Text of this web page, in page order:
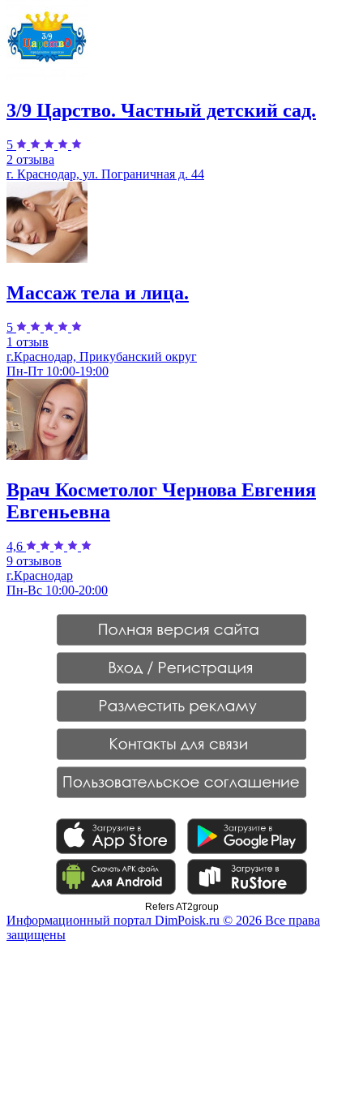
3/9 Царство. Частный детский сад.
5
2 отзыва
г. Краснодар, ул. Пограничная д. 44
Массаж тела и лица.
5
1 отзыв
г.Краснодар, Прикубанский округ
Пн-Пт 10:00-19:00
Врач Косметолог Чернова Евгения
Евгеньевна
4,6
9 отзывов
г.Краснодар
Пн-Вс 10:00-20:00
Refers AT2group
Информационный портал DimPoisk.ru © 2026 Все права
защищены